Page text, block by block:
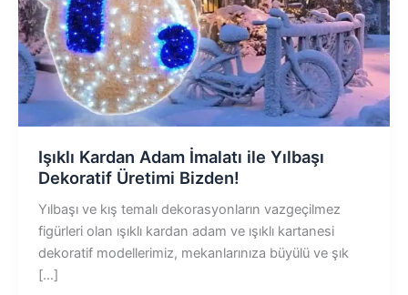
Işıklı Kardan Adam İmalatı ile Yılbaşı
Dekoratif Üretimi Bizden!
Yılbaşı ve kış temalı dekorasyonların vazgeçilmez
figürleri olan ışıklı kardan adam ve ışıklı kartanesi
dekoratif modellerimiz, mekanlarınıza büyülü ve şık
[…]